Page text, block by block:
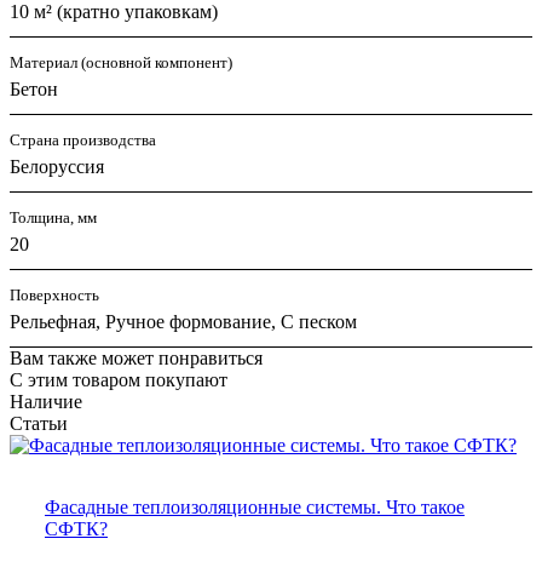
10 м² (кратно упаковкам)
Материал (основной компонент)
Бетон
Страна производства
Белоруссия
Толщина, мм
20
Поверхность
Рельефная, Ручное формование, С песком
Вам также может понравиться
С этим товаром покупают
Наличие
Статьи
Фасадные теплоизоляционные системы. Что такое
СФТК?